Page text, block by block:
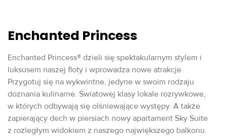
Enchanted Princess
Enchanted Princess® dzieli się spektakularnym stylem i
luksusem naszej floty i wprowadza nowe atrakcje.
Przygotuj się na wykwintne, jedyne w swoim rodzaju
doznania kulinarne. Światowej klasy lokale rozrywkowe,
w których odbywają się olśniewające występy. A także
zapierający dech w piersiach nowy apartament Sky Suite
z rozległym widokiem z naszego największego balkonu.